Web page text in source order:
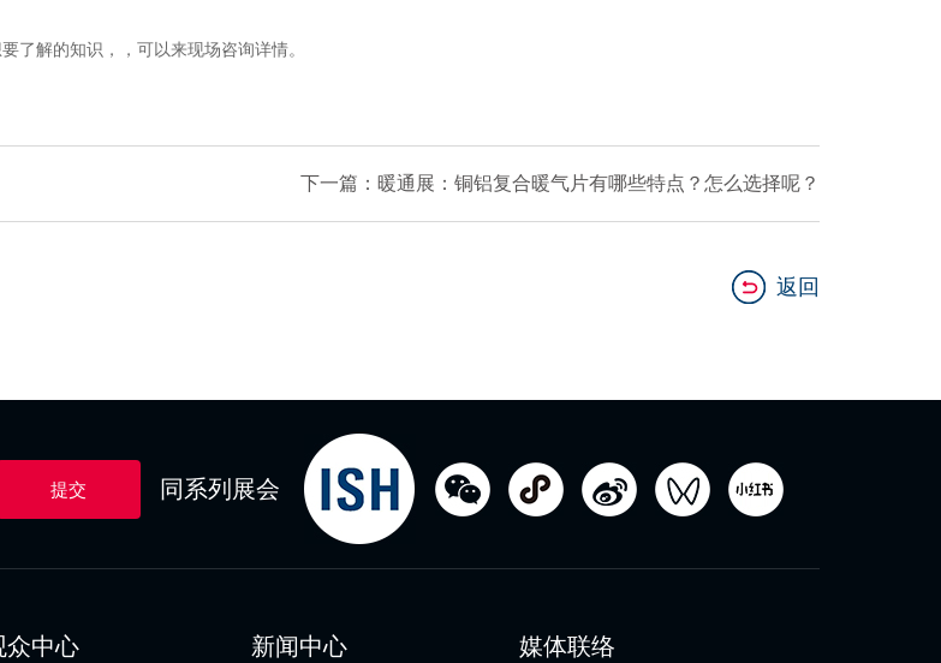
了解的知识，，可以来现场咨询详情。
下一篇：暖通展：铜铝复合暖气片有哪些特点？怎么选择呢？
返回
提交 同系列展会
众中心 新闻中心 媒体联络